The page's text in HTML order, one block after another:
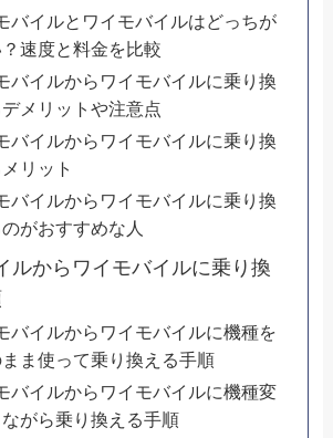
バイルとワイモバイルはどっちが
？速度と料金を比較
バイルからワイモバイルに乗り換
デメリットや注意点
バイルからワイモバイルに乗り換
リット
バイルからワイモバイルに乗り換
のがおすすめな人
ルからワイモバイルに乗り換
バイルからワイモバイルに機種を
ま使って乗り換える手順
バイルからワイモバイルに機種変
がら乗り換える手順